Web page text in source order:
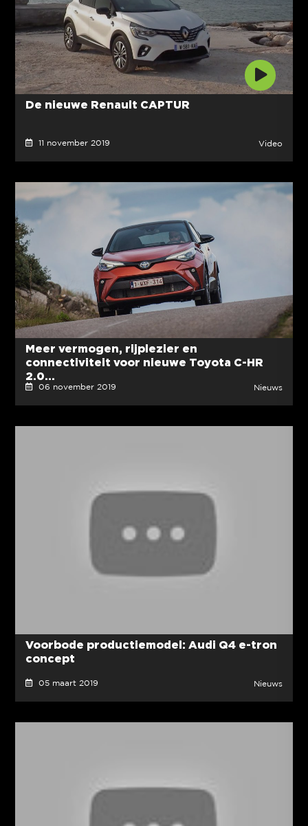
De nieuwe Renault CAPTUR
11 november 2019 Video
Meer vermogen, rijplezier en
connectiviteit voor nieuwe Toyota C-HR
2.0...
06 november 2019 Nieuws
Voorbode productiemodel: Audi Q4 e-tron
concept
05 maart 2019 Nieuws